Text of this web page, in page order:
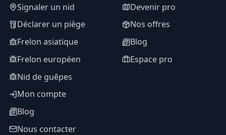
Signaler un nid
Déclarer un piège
Frelon asiatique
Frelon européen
Nid de guêpes
Mon compte
Blog
Nous contacter
Devenir pro
Nos offres
Blog
Espace pro